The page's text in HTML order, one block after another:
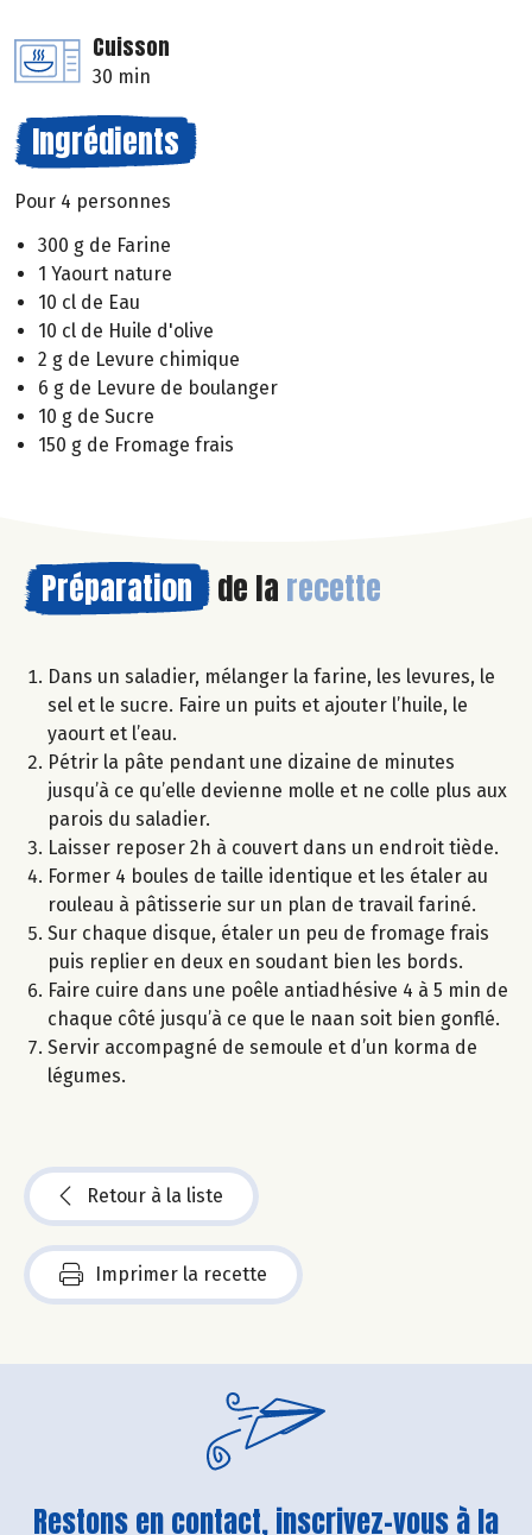
Cuisson
30 min
Ingrédients
Pour 4 personnes
300 g de Farine
1 Yaourt nature
10 cl de Eau
10 cl de Huile d'olive
2 g de Levure chimique
6 g de Levure de boulanger
10 g de Sucre
150 g de Fromage frais
Préparation de la recette
Dans un saladier, mélanger la farine, les levures, le
sel et le sucre. Faire un puits et ajouter l’huile, le
yaourt et l’eau.
Pétrir la pâte pendant une dizaine de minutes
jusqu’à ce qu’elle devienne molle et ne colle plus aux
parois du saladier.
Laisser reposer 2h à couvert dans un endroit tiède.
Former 4 boules de taille identique et les étaler au
rouleau à pâtisserie sur un plan de travail fariné.
Sur chaque disque, étaler un peu de fromage frais
puis replier en deux en soudant bien les bords.
Faire cuire dans une poêle antiadhésive 4 à 5 min de
chaque côté jusqu’à ce que le naan soit bien gonflé.
Servir accompagné de semoule et d’un korma de
légumes.
Retour à la liste
Imprimer la recette
Restons en contact, inscrivez-vous à la